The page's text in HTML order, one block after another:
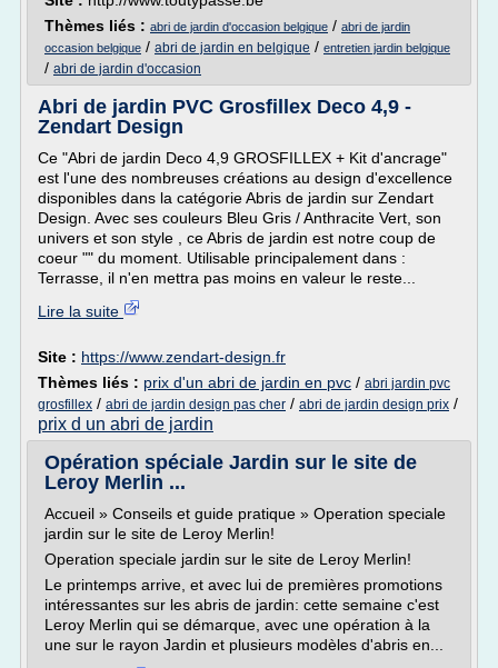
Thèmes liés : abri de jardin d'occasion belgique / abri de jardin
occasion belgique / abri de jardin en belgique / entretien jardin belgique
/ abri de jardin d'occasion
Abri de jardin PVC Grosfillex Deco 4,9 -
Zendart Design
Ce "Abri de jardin Deco 4,9 GROSFILLEX + Kit d'ancrage"
est l'une des nombreuses créations au design d'excellence
disponibles dans la catégorie Abris de jardin sur Zendart
Design. Avec ses couleurs Bleu Gris / Anthracite Vert, son
univers et son style , ce Abris de jardin est notre coup de
coeur "" du moment. Utilisable principalement dans :
Terrasse, il n'en mettra pas moins en valeur le reste...
Lire la suite
Site : https://www.zendart-design.fr
Thèmes liés : prix d'un abri de jardin en pvc / abri jardin pvc
grosfillex / abri de jardin design pas cher / abri de jardin design prix /
prix d un abri de jardin
Opération spéciale Jardin sur le site de
Leroy Merlin ...
Accueil » Conseils et guide pratique » Operation speciale
jardin sur le site de Leroy Merlin!
Operation speciale jardin sur le site de Leroy Merlin!
Le printemps arrive, et avec lui de premières promotions
intéressantes sur les abris de jardin: cette semaine c'est
Leroy Merlin qui se démarque, avec une opération à la
une sur le rayon Jardin et plusieurs modèles d'abris en...